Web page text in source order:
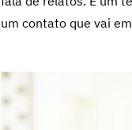
um contato que vai